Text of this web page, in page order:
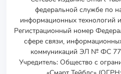
федеральной службе по
информационных технологий
Регистрационный номер
сфере связи,
коммуникаций ЭЛ № ФС 77
Учредитель: Общество с